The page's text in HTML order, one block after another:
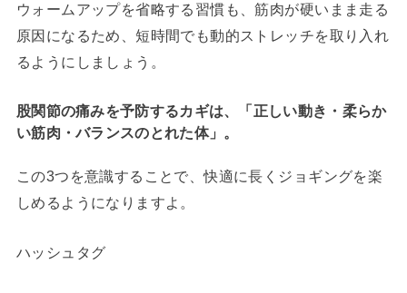
ウォームアップを省略する習慣も、筋肉が硬いまま走る
原因になるため、短時間でも動的ストレッチを取り入れ
るようにしましょう。
股関節の痛みを予防するカギは、「正しい動き・柔らか
い筋肉・バランスのとれた体」。
この3つを意識することで、快適に長くジョギングを楽
しめるようになりますよ。
ハッシュタグ